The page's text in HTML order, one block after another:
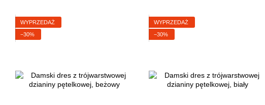
WYPRZEDAŻ
−30%
WYPRZEDAŻ
−30%